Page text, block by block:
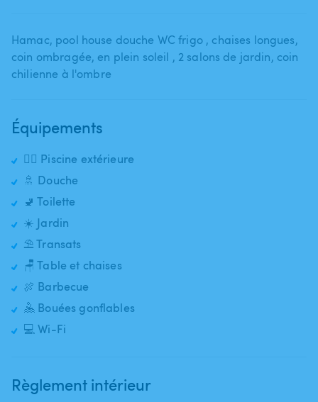
Hamac​,​ pool house douche WC frigo ​,​ chaises longues​,​
coin ombragée​,​ en plein soleil ​,​ 2 salons de jardin​,​ coin
chilienne à l'ombre
Équipements
🏊‍♂️ Piscine extérieure
🚿 Douche
🚽 Toilette
☀️ Jardin
⛱️ Transats
🪑 Table et chaises
🍖 Barbecue
🤽 Bouées gonflables
💻 Wi-Fi
Règlement intérieur